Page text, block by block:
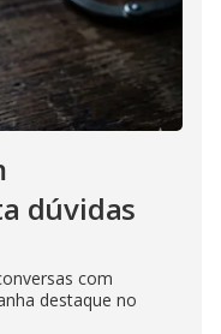
dúvidas
com
destaque no